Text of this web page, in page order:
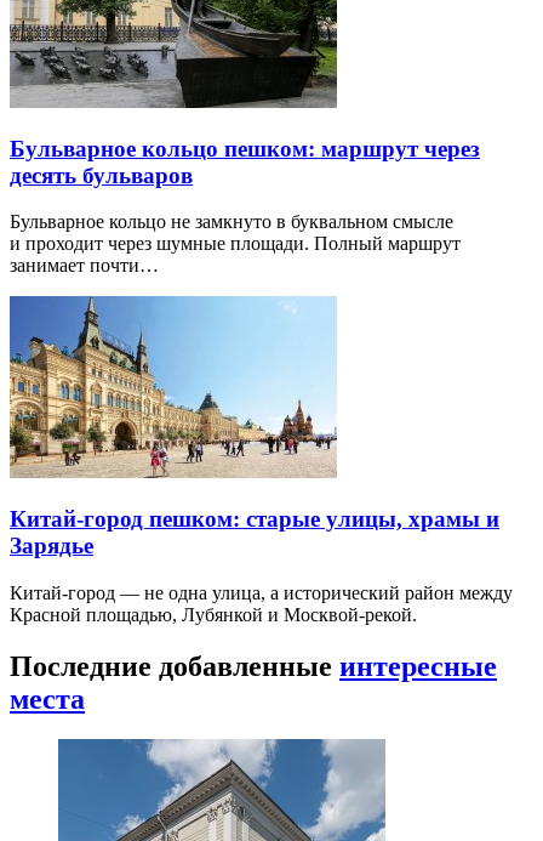
Бульварное кольцо пешком: маршрут через
десять бульваров
Бульварное кольцо не замкнуто в буквальном смысле
и проходит через шумные площади. Полный маршрут
занимает почти…
Китай-город пешком: старые улицы, храмы и
Зарядье
Китай-город — не одна улица, а исторический район между
Красной площадью, Лубянкой и Москвой-рекой.
Последние добавленные интересные
места